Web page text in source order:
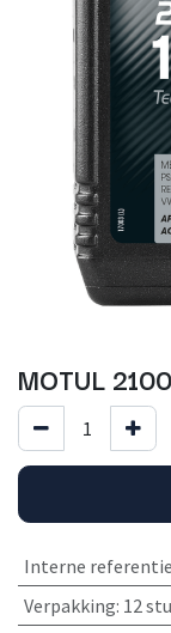
MOTUL
Interne referentie
Verpakking: 12